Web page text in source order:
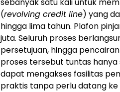
(revolving credit line) yang
hingga lima tahun. Plafon
juta. Seluruh proses
persetujuan, hingga
proses tersebut tuntas
dapat mengakses fasilitas
praktis tanpa perlu datang